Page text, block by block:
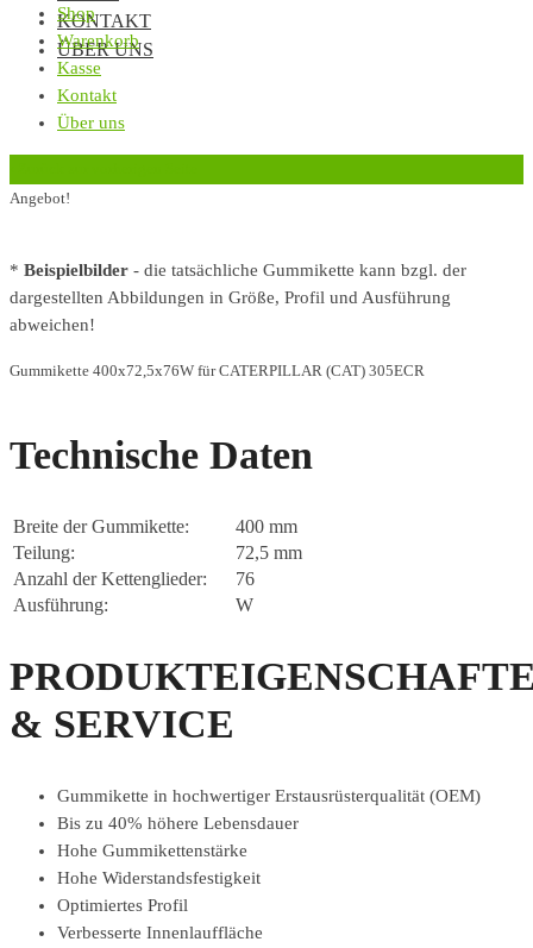
KONTAKT
ÜBER UNS
Shop
Warenkorb
Kasse
Kontakt
Über uns
Angebot!
* Beispielbilder - die tatsächliche Gummikette kann bzgl. der
dargestellten Abbildungen in Größe, Profil und Ausführung
abweichen!
Gummikette 400x72,5x76W für CATERPILLAR (CAT) 305ECR
Technische Daten
Breite der Gummikette:
400 mm
Teilung:
72,5 mm
Anzahl der Kettenglieder:
76
Ausführung:
W
& SERVICE
Gummikette in hochwertiger Erstausrüsterqualität (OEM)
Bis zu 40% höhere Lebensdauer
Hohe Gummikettenstärke
Hohe Widerstandsfestigkeit
Optimiertes Profil
Verbesserte Innenlauffläche